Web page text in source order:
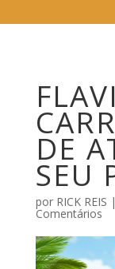
DE
SEU
por RICK REIS |
Comentários